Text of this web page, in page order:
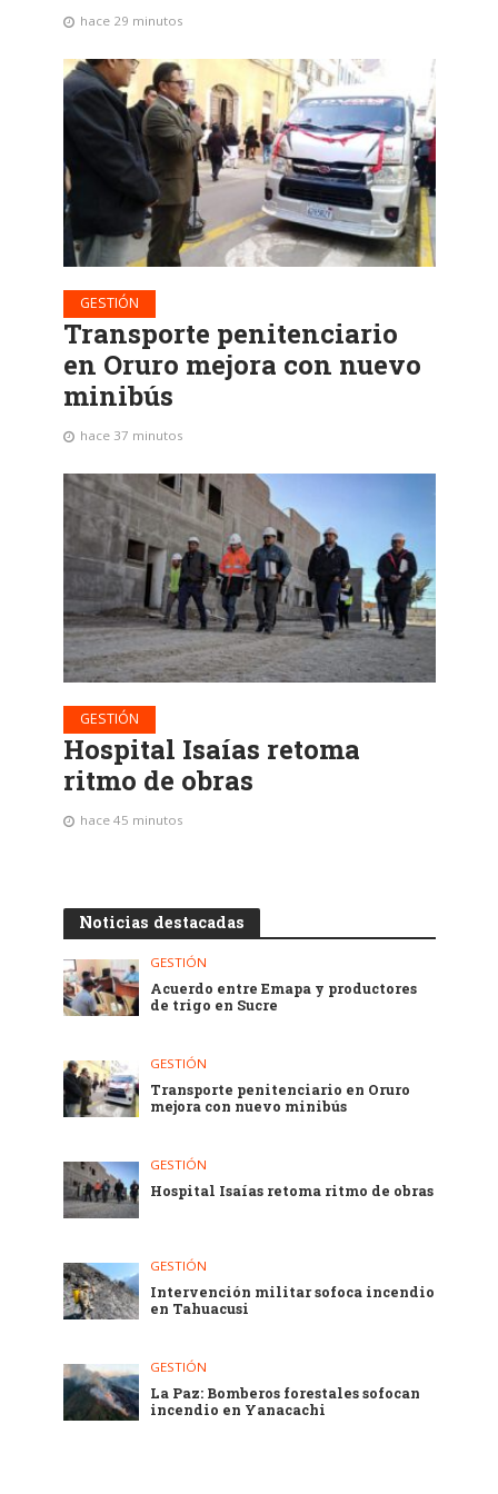
hace 29 minutos
GESTIÓN
Transporte penitenciario
en Oruro mejora con nuevo
minibús
hace 37 minutos
GESTIÓN
Hospital Isaías retoma
ritmo de obras
hace 45 minutos
Noticias destacadas
GESTIÓN
Acuerdo entre Emapa y productores
de trigo en Sucre
GESTIÓN
Transporte penitenciario en Oruro
mejora con nuevo minibús
GESTIÓN
Hospital Isaías retoma ritmo de obras
GESTIÓN
Intervención militar sofoca incendio
en Tahuacusi
GESTIÓN
La Paz: Bomberos forestales sofocan
incendio en Yanacachi